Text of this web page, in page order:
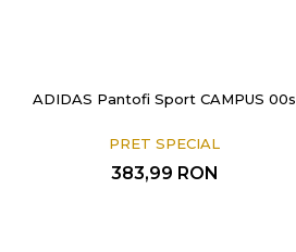
ADIDAS Pantofi Sport CAMPUS 00s
PRET SPECIAL
383,99 RON